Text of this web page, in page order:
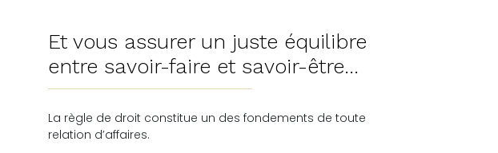
Et vous assurer un juste équilibre
entre savoir-faire et savoir-être…
La règle de droit constitue un des fondements de toute
relation d’affaires.